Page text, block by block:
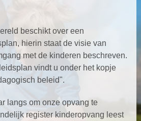
beschikt over een
hierin staat de visie van
met de kinderen beschreven.
vindt u onder het kopje
beleid".
langs om onze opvang te
register kinderopvang leest